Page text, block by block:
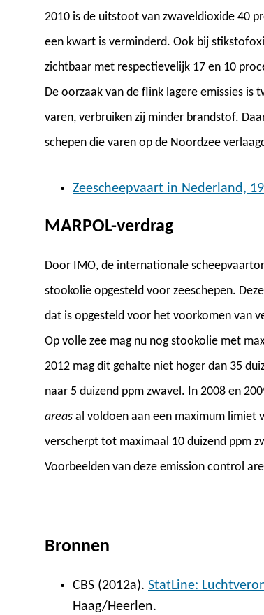
2010 is de uitstoot van zwaveldioxide 40
een kwart is verminderd. Ook bij
zichtbaar met respectievelijk 17 en 10
De oorzaak van de flink lagere emissies
varen, verbruiken zij minder brandstof.
schepen die varen op de Noordzee
Zeescheepvaart in Nederland,
MARPOL-verdrag
Door IMO, de internationale
stookolie opgesteld voor zeeschepen.
dat is opgesteld voor het voorkomen van
Op volle zee mag nu nog stookolie met
2012 mag dit gehalte niet hoger dan 35
naar 5 duizend ppm zwavel. In 2008 en
areas al voldoen aan een maximum limiet
verscherpt tot maximaal 10 duizend ppm
Voorbeelden van deze emission control
Bronnen
CBS (2012a). StatLine:
Haag/Heerlen.